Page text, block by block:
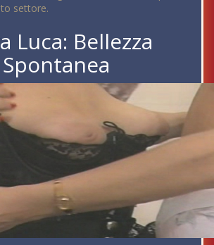
settore.
Luca: Bellezza
Spontanea